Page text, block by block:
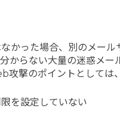
かった場合、別のメール
からない大量の迷惑メー
攻撃のポイントとしては
を設定していない